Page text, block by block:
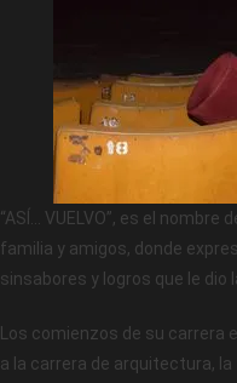
“ASÍ… VUELVO”, es el
familia y amigos, donde
sinsabores y logros que le dio
Los comienzos de su carrera
a la carrera de arquitectura,